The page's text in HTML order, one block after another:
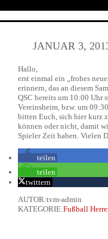
JANUAR 3,
Hallo,
erst einmal ein „frohes
erinnern, das an diesem
QSC bereits um 10:00 Uhr
Vereinsheim, bzw. um
bitten Euch, sich hier kurz
können oder nicht, damit
Spieler Zeit haben. Vielen
teilen
teilen
twittern
AUTOR:tvm-admin
KATEGORIE:Fußball